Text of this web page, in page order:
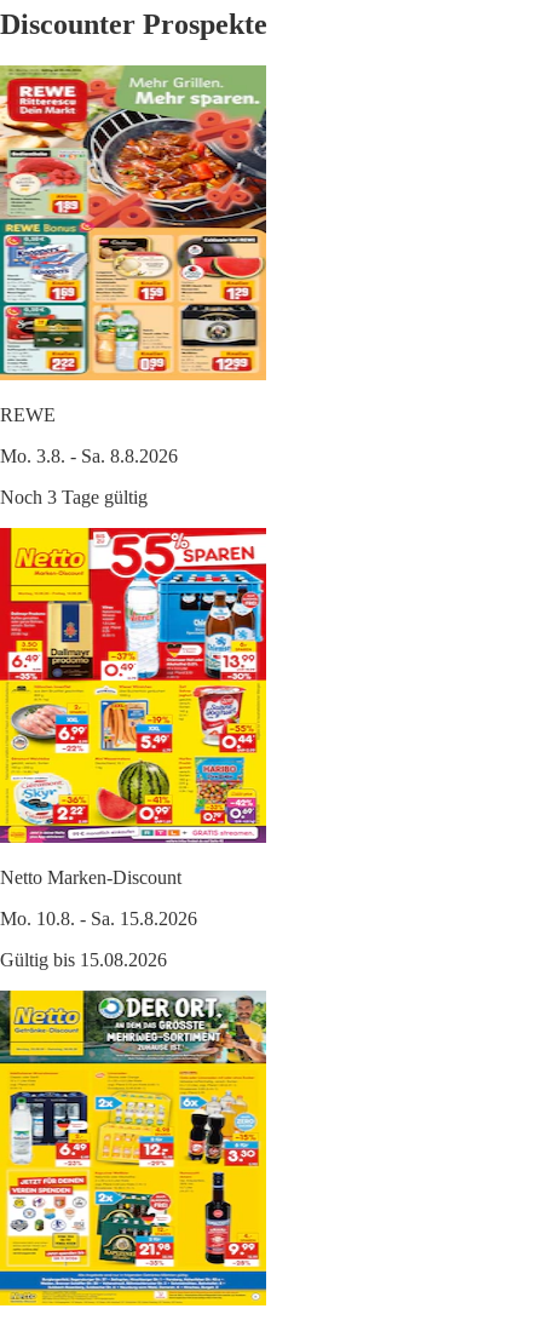
Discounter Prospekte
REWE
Mo. 3.8. - Sa. 8.8.2026
Noch 3 Tage gültig
Netto Marken-Discount
Mo. 10.8. - Sa. 15.8.2026
Gültig bis 15.08.2026